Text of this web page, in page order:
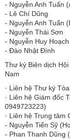
​​​​​​- Nguyễn Anh Tuấn
- Lê Chí Dũng
- Nguyễn Anh Tuấn
- Nguyễn Thái Sơn
- Nguyễn Huy Hoạch
- Đào Nhật Đình
Thư ký Biên dịch
Nam
· Liên hệ Thư ký
· Liên hệ Giám đốc
0949723223)
· Liên hệ Trung tâm
- Nguyễn Tiến Sỹ
- Phan Thanh Dũng